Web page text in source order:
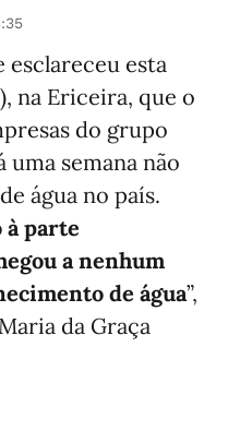
esta
na Ericeira, que o
do grupo
uma semana não
água no país.
à parte
a nenhum
de água”,
da Graça